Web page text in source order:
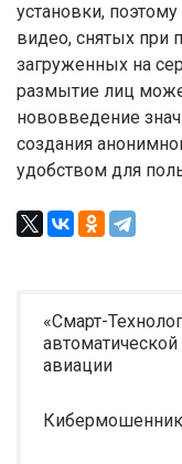
установки,
видео, снятых при
загруженных на
размытие лиц
нововведение
создания
удобством для
«Смарт-
авиации